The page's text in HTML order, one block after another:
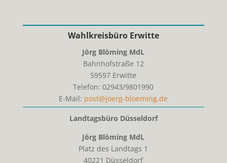
Wahlkreisbüro Erwitte
Jörg Blöming MdL
Bahnhofstraße 12
59597 Erwitte
Telefon: 02943/9801990
E-Mail: post@joerg-bloeming.de
Landtagsbüro Düsseldorf
Jörg Blöming MdL
Platz des Landtags 1
40221 Düsseldorf